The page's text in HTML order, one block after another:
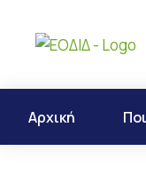
Αρχική